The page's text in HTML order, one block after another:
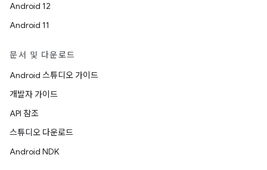
Android 12
Android 11
문서 및 다운로드
Android 스튜디오 가이드
개발자 가이드
API 참조
스튜디오 다운로드
Android NDK